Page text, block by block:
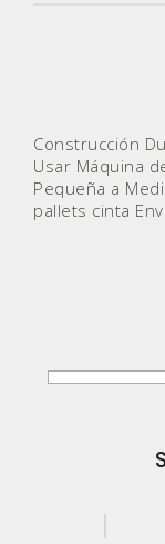
Construcción
Usar Máquina
Pequeña a
pallets cinta